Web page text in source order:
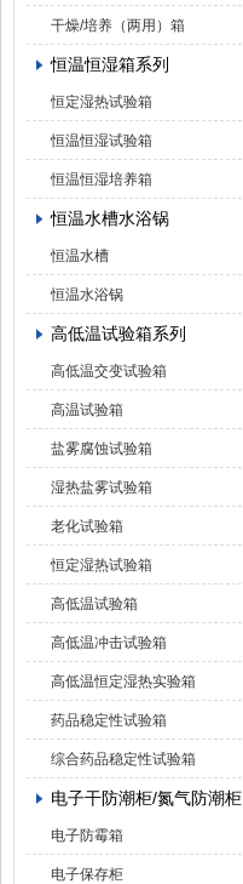
干燥/培养（两用）箱
恒温恒湿箱系列
恒定湿热试验箱
恒温恒湿试验箱
恒温恒湿培养箱
恒温水槽水浴锅
恒温水槽
恒温水浴锅
高低温试验箱系列
高低温交变试验箱
高温试验箱
盐雾腐蚀试验箱
湿热盐雾试验箱
老化试验箱
恒定湿热试验箱
高低温试验箱
高低温冲击试验箱
高低温恒定湿热实验箱
药品稳定性试验箱
综合药品稳定性试验箱
电子干防潮柜/氮气防潮柜
电子防霉箱
电子保存柜